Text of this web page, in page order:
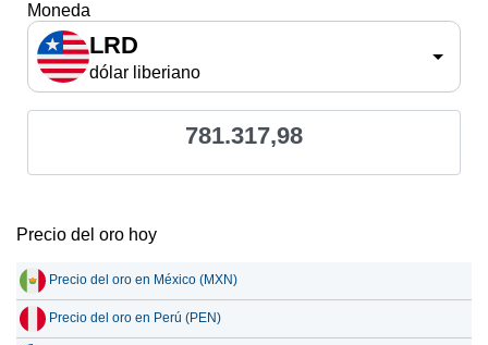
Moneda
LRD
dólar liberiano
781.317,98
Precio del oro hoy
Precio del oro en México (MXN)
Precio del oro en Perú (PEN)